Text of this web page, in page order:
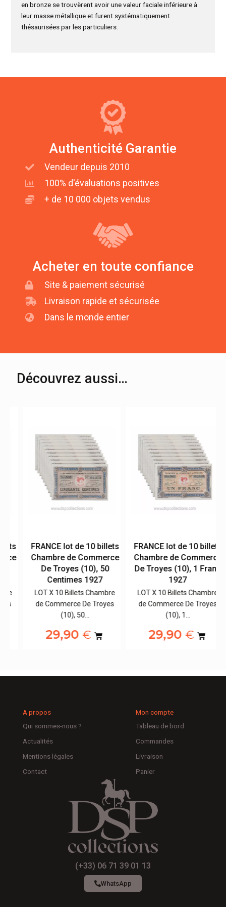
en bronze se trouvèrent avoir une valeur faciale inférieure à
leur masse métallique et furent systématiquement
thésaurisées par les particuliers.
Authenticité Garantie
Vendeur depuis 2010
100% d'évaluations positives
+ de 10 000 objets vendus
Acheter en toute confiance
Site & paiement sécurisé
Livraison rapide et sécurisée
Dans le monde entier
Découvrez aussi…
FRANCE lot de 10 billets
Chambre de Commerce
De Troyes (10), 50
Centimes 1927
LOT X 10 Billets Chambre
de Commerce De Troyes
(10), 50…
29,90€
FRANCE lot de 10 billets
Chambre de Commerce
De Troyes (10), 1 Franc
1927
LOT X 10 Billets Chambre
de Commerce De Troyes
(10), 1…
29,90€
A propos
Qui sommes-nous ?
Actualités
Mentions légales
Contact
Mon compte
Tableau de bord
Commandes
Livraison
Panier
(+33) 06 71 39 01 13
WhatsApp